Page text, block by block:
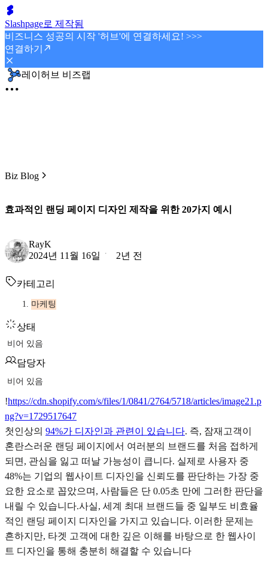
Slashpage로 제작됨
비즈니스 성공의 시작 '허브'에 연결하세요! >>>
연결하기
레이허브 비즈랩
Biz Blog
효과적인 랜딩 페이지 디자인 제작을 위한 20가지 예시
RayK
2024년 11월 16일
2년 전
카테고리
마케팅
상태
비어 있음
담당자
비어 있음
!https://cdn.shopify.com/s/files/1/0841/2764/5718/articles/image21.p
ng?v=1729517647
첫인상의 94%가 디자인과 관련이 있습니다. 즉, 잠재고객이
혼란스러운 랜딩 페이지에서 여러분의 브랜드를 처음 접하게
되면, 관심을 잃고 떠날 가능성이 큽니다. 실제로 사용자 중
48%는 기업의 웹사이트 디자인을 신뢰도를 판단하는 가장 중
요한 요소로 꼽았으며, 사람들은 단 0.05초 만에 그러한 판단을
내릴 수 있습니다.사실, 세계 최대 브랜드들 중 일부도 비효율
적인 랜딩 페이지 디자인을 가지고 있습니다. 이러한 문제는
흔하지만, 타겟 고객에 대한 깊은 이해를 바탕으로 한 웹사이
트 디자인을 통해 충분히 해결할 수 있습니다